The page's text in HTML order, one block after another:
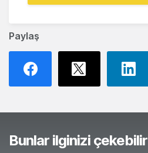
Paylaş
Bunlar ilginizi çekebilir